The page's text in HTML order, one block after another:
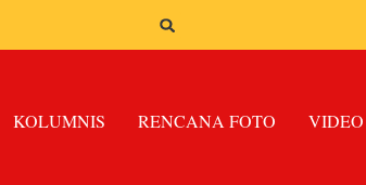
KOLUMNIS RENCANA FOTO VIDEO